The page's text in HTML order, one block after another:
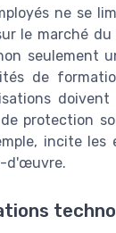
ne se
le marché
seulement
de
protection
incite
d'œuvre.